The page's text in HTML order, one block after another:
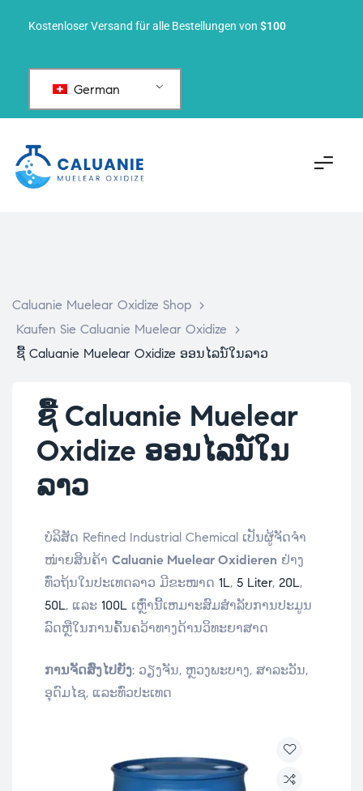
Kostenloser Versand für alle Bestellungen von $100
German
Caluanie Muelear Oxidize Shop >
Kaufen Sie Caluanie Muelear Oxidize
>
ຊື້ Caluanie Muelear Oxidize ອອນໄລນ໌ໃນລາວ
ຊື້ Caluanie Muelear
Oxidize ອອນໄລນ໌ໃນ
ລາວ
ບໍລິສັດ Refined Industrial Chemical ເປັນຜູ້ຈັດຈໍາ
ໜ່າຍສິນຄ້າ Caluanie Muelear Oxidieren ຢ່າງ
ທົ່ວຖ້ນໃນປະເທດລາວ ມີຂະໜາດ 1L, 5 Liter, 20L,
50L, ແລະ 100L ເຫຼົ່ານີ້ເຫມາະສົມສຳລັບການປະມູນ
ລົດຫຼືໃນການຄົ້ນຄວ້າທາງດ້ານວິທະຍາສາດ
ການຈັດສົ່ງໄປຍັງ: ວຽງຈັນ, ຫຼວງພະບາງ, ສາລະວັນ,
ອຸດົມໄຊ, ແລະທົ່ວປະເທດ